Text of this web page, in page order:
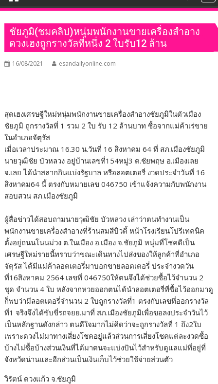
ชัยภูมิ(ชมคลิป)หนุ่มพนักงานขายเครื่องสำอาง
ดวงเฮงถูกรางวัลที่หนึ่ง 2 ใบรับ12 ล้าน
16/08/2021 esandailyonline.com
สุดเฮงเศรษฐีใหม่หนุ่มพนักงานขายเครื่องสำอางชัยภูมิในตัวเมือง
ชัยภูมิ ถูกรางวัลที่ 1 รวม 2 ใบ รับ 12 ล้านบาท ซื้อจากแม่ค้าเร่ขาย
ในอำเภอจัตุรัส
เมื่อเวลาประมาณ 16.30 น.วันที่ 16 สิงหาคม 64 ที่ สภ.เมืองชัยภูมิ
นายวุฒิชัย บัวหลวง อยู่บ้านเลขที่154หมู่3 ต.ชัยพฤษ อ.เมืองเลย
จ.เลย ได้นำสลากกินแบ่งรัฐบาล หรือลอตเตอรี่ งวดประจำวันที่ 16
สิงหาคม64 นี้ ตรงกับหมายเลข 046750 เข้าแจ้งความกับพนักงาน
สอบสวน สภ.เมืองชัยภูมิ
ผู้สื่อข่าวได้สอบถามนายวุฒิชัย บัวหลวง เล่าว่าตนทำงานเป็น
พนักงานขายเครื่องสำอางที่ร้านสมสีบิวตี้ หน้าโรงเรียนโปรีเทคนิค
ตั้งอยู่ถนนโนนม่วง ต.ในเมือง อ.เมือง จ.ชัยภูมิ หนุ่มที่โชคดีเป็น
เศรษฐีใหม่รายนี้ทราบว่าขณะเดินทางไปส่งของให้ลูกค้าที่อำเภอ
จัตุรัส ได้มีแม่ค้าลอตเตอรี่มาบอกขายลอตเตอรี่ ประจำงวดวัน
ที่16สิงหาคม 2564 เลขที่ 046750ให้ตนจึงได้ช่วยซื้อไว้จำนวน 2
ชุด จำนวน 4 ใบ หลังจากหวยออกตนได้นำลอตเตอรี่ที่ซื้อไว้ออกมาดู
ก็พบว่ามีลอตเตอรี่จำนวน 2 ใบถูกรางวัลที่1 ตรงกับเลขที่ออกรางวัล
ที่1 จริงจึงได้ขับขี่รถจยย.มาที่ สภ.เมืองชัยภูมิเพื่อขอลงประจำวันไว้
เป็นหลักฐานดังกล่าว ตนดีใจมากไม่คิดว่าจะถูกรางวัลที่ 1 ถึง2ใบ
เพราะดวงไม่มาทางเสี่ยงโชคอยู่แล้วส่วนการเสี่ยงโชคแต่ละงวดซื้อ
บ้างไม่ซื้อบ้างส่วนเงินที่ได้มาตนจะแบ่งปันไว้สำหรับดูแลแม่ที่อยู่ที่
จังหวัดน่านและอีกส่วนเป็นเงินเก็บไว้ช่วยใช้จ่ายส่วนตัว
วิรัตน์ ดวงแก้ว จ.ชัยภูมิ